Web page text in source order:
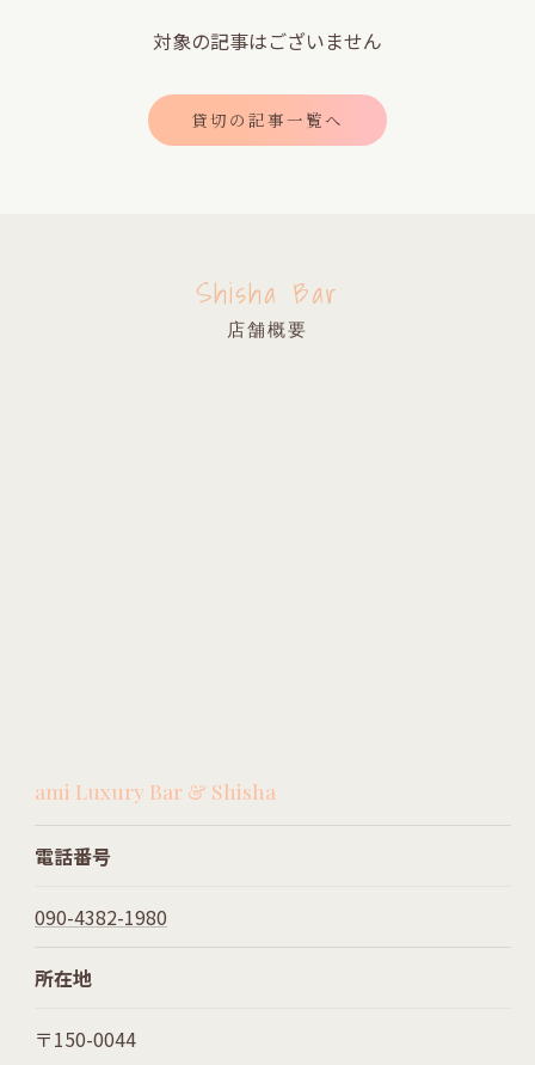
対象の記事はございません
貸切の記事一覧へ
店舗概要
Shisha Bar
ami Luxury Bar & Shisha
電話番号
090-4382-1980
所在地
〒150-0044